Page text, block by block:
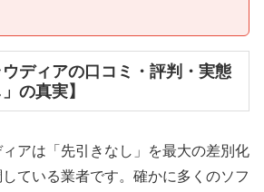
ディアの口コミ・評判・実態
の真実】
アは「先引きなし」を最大の差別化
ている業者です。確かに多くのソフ